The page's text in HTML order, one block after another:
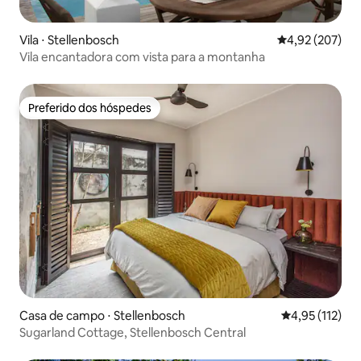
Vila ⋅ Stellenbosch 4,92 de uma
4,92 (207)
Vila encantadora com vista para a montanha
Preferido dos hóspedes
Preferido dos hóspedes
Casa de campo ⋅ Stellenbosch 4,95 de uma
4,95 (112)
Sugarland Cottage, Stellenbosch Central